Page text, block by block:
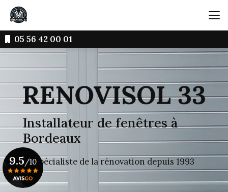
Aller
contenu
principal05 56 42 00 01
Installateur de fenêtres à
Bordeaux
Le spécialiste de la rénovation depuis 1993
9.5 /10